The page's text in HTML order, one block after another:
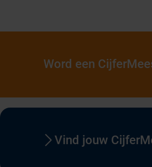
Word een
Vind jouw